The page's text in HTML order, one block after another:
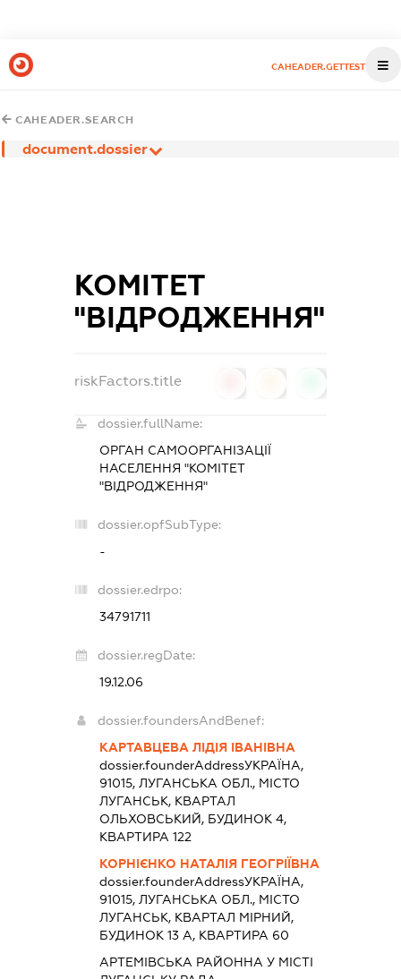
CAHEADER.GETTEST
CAHEADER.SEARCH
document.dossier
КОМІТЕТ
"ВІДРОДЖЕННЯ"
riskFactors.title
dossier.fullName:
ОРГАН САМООРГАНІЗАЦІЇ
НАСЕЛЕННЯ "КОМІТЕТ
"ВІДРОДЖЕННЯ"
dossier.opfSubType:
-
dossier.edrpo:
34791711
dossier.regDate:
19.12.06
dossier.foundersAndBenef:
КАРТАВЦЕВА ЛІДІЯ ІВАНІВНА
dossier.founderAddressУКРАЇНА,
91015, ЛУГАНСЬКА ОБЛ., МІСТО
ЛУГАНСЬК, КВАРТАЛ
ОЛЬХОВСЬКИЙ, БУДИНОК 4,
КВАРТИРА 122
КОРНІЄНКО НАТАЛІЯ ГЕОГРІЇВНА
dossier.founderAddressУКРАЇНА,
91015, ЛУГАНСЬКА ОБЛ., МІСТО
ЛУГАНСЬК, КВАРТАЛ МІРНИЙ,
БУДИНОК 13 А, КВАРТИРА 60
АРТЕМІВСЬКА РАЙОННА У МІСТІ